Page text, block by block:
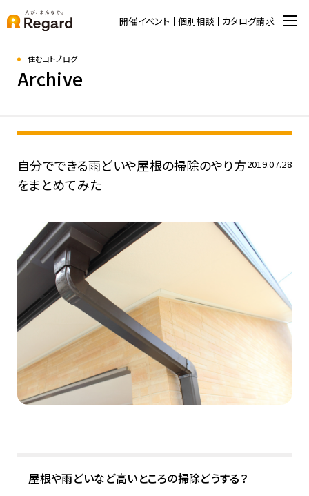
開催イベント 個別相談 カタログ請求
住むコトブログ
Archive
自分でできる雨どいや屋根の掃除のやり方
をまとめてみた
2019.07.28
屋根や雨どいなど高いところの掃除どうする？